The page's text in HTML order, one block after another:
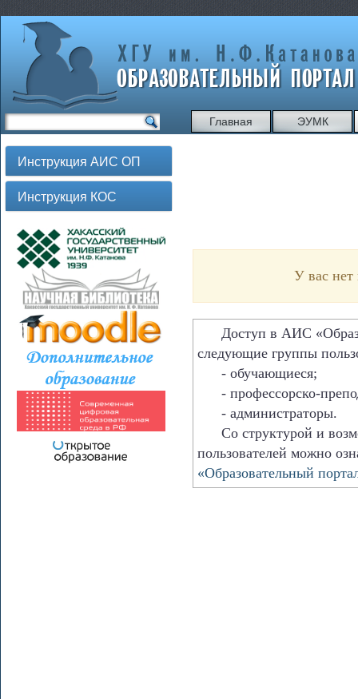
Главная ЭУМК
Инструкция АИС ОП
Инструкция КОС
У вас нет
Доступ в АИС
следующие группы
- обучающиеся;
- профессорско-
- администраторы.
Со структурой и
пользователей можно
«Образовательный